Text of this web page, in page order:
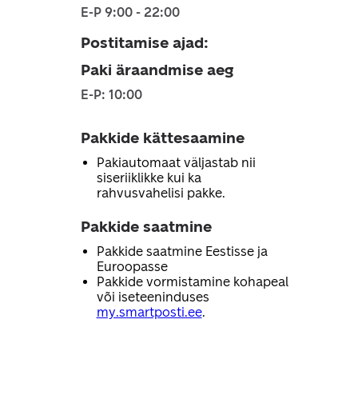
E-P 9:00 - 22:00
Postitamise ajad:
Paki äraandmise aeg
E-P: 10:00
Pakkide kättesaamine
Pakiautomaat väljastab nii
siseriiklikke kui ka
rahvusvahelisi pakke.
Pakkide saatmine
Pakkide saatmine Eestisse ja
Euroopasse
Pakkide vormistamine kohapeal
või iseteeninduses
my.smartposti.ee.